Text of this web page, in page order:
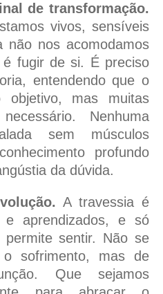
de transformação.
vivos, sensíveis
não nos acomodamos
fugir de si. É preciso
entendendo que o
mas muitas
Nenhuma
sem músculos
profundo
da dúvida.
A travessia é
aprendizados, e só
sentir. Não se
sofrimento, mas de
Que sejamos